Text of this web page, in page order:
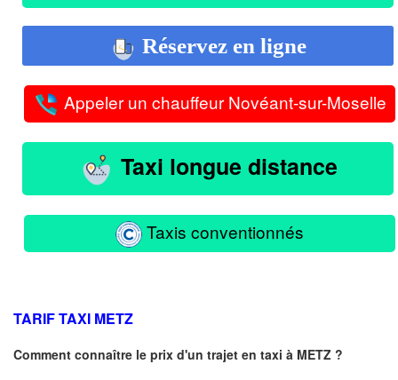
Réservez en ligne
Appeler un chauffeur Novéant-sur-Moselle
Taxi longue distance
Taxis conventionnés
TARIF TAXI METZ
Comment connaître le prix d'un trajet en taxi à METZ ?